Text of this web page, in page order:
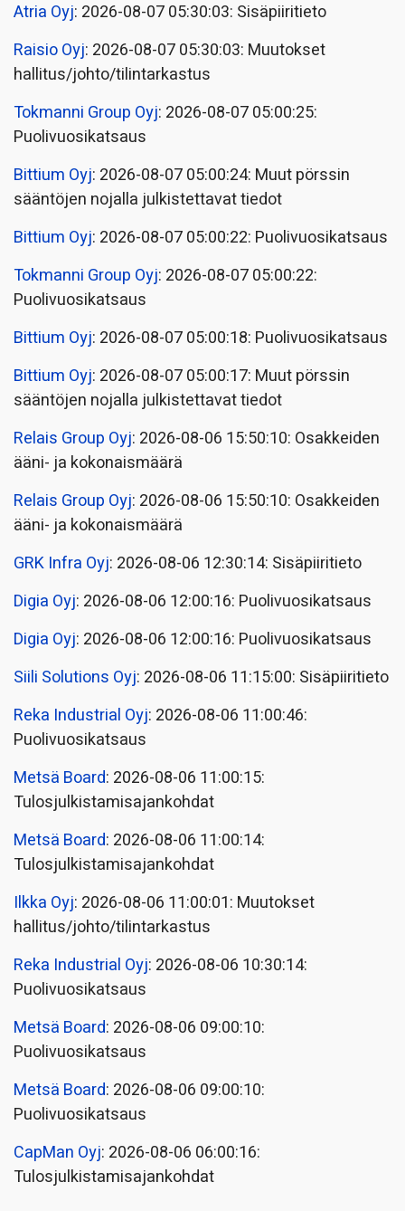
Atria Oyj: 2026-08-07 05:30:03: Sisäpiiritieto
Raisio Oyj: 2026-08-07 05:30:03: Muutokset
hallitus/johto/tilintarkastus
Tokmanni Group Oyj: 2026-08-07 05:00:25:
Puolivuosikatsaus
Bittium Oyj: 2026-08-07 05:00:24: Muut pörssin
sääntöjen nojalla julkistettavat tiedot
Bittium Oyj: 2026-08-07 05:00:22: Puolivuosikatsaus
Tokmanni Group Oyj: 2026-08-07 05:00:22:
Puolivuosikatsaus
Bittium Oyj: 2026-08-07 05:00:18: Puolivuosikatsaus
Bittium Oyj: 2026-08-07 05:00:17: Muut pörssin
sääntöjen nojalla julkistettavat tiedot
Relais Group Oyj: 2026-08-06 15:50:10: Osakkeiden
ääni- ja kokonaismäärä
Relais Group Oyj: 2026-08-06 15:50:10: Osakkeiden
ääni- ja kokonaismäärä
GRK Infra Oyj: 2026-08-06 12:30:14: Sisäpiiritieto
Digia Oyj: 2026-08-06 12:00:16: Puolivuosikatsaus
Digia Oyj: 2026-08-06 12:00:16: Puolivuosikatsaus
Siili Solutions Oyj: 2026-08-06 11:15:00: Sisäpiiritieto
Reka Industrial Oyj: 2026-08-06 11:00:46:
Puolivuosikatsaus
Metsä Board: 2026-08-06 11:00:15:
Tulosjulkistamisajankohdat
Metsä Board: 2026-08-06 11:00:14:
Tulosjulkistamisajankohdat
Ilkka Oyj: 2026-08-06 11:00:01: Muutokset
hallitus/johto/tilintarkastus
Reka Industrial Oyj: 2026-08-06 10:30:14:
Puolivuosikatsaus
Metsä Board: 2026-08-06 09:00:10:
Puolivuosikatsaus
Metsä Board: 2026-08-06 09:00:10:
Puolivuosikatsaus
CapMan Oyj: 2026-08-06 06:00:16:
Tulosjulkistamisajankohdat